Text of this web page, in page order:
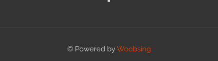
© Powered byWoobsing